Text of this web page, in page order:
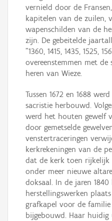
vernield door de
kapitelen van de zuilen,
wapenschilden van de
zijn. De gebeitelde
"1360, 1415, 1435, 1525,
overeenstemmen met
heren van Wieze.
Tussen 1672 en 1688
sacristie herbouwd.
werd het houten gewelf
door gemetselde
venstertraceringen
kerkrekeningen van de
dat de kerk toen rijkelijk
onder meer nieuwe
doksaal. In de jaren
herstellingswerken
grafkapel voor de familie
bijgebouwd. Haar